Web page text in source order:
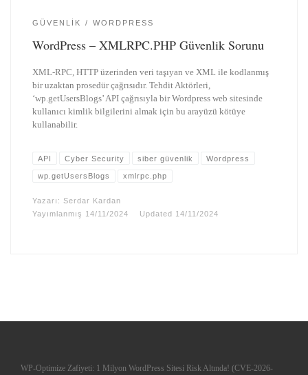
GÜVENLIK WORDPRESS
WordPress – XMLRPC.PHP Güvenlik Sorunu
XML-RPC, HTTP üzerinden veri taşıyan ve XML ile kodlanmış
bir uzaktan prosedür çağrısıdır. Tehdit Aktörleri,
‘wp.getUsersBlogs’ API çağrısıyla bir Wordpress web sitesinde
kullanıcı kimlik bilgilerini almak için bu arayüzü kötüye
kullanabilir.
API Cyber Security siber güvenlik Wordpress
wp.getUsersBlogs xmlrpc.php
Yazarı:Serdar Kardan
Yayımlanmış 14/11/2024 Updated 14/11/2024
WP-Optimize Zafiyeti: 1 Milyon WordPress Sitesi Risk Altında! (CVE-2026-